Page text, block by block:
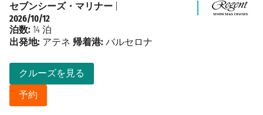
クルーズを見る
予約
セブンシーズ・マリナー
2026/10/12
泊数: 14 泊
出発地: アテネ 帰着港: バルセロナ